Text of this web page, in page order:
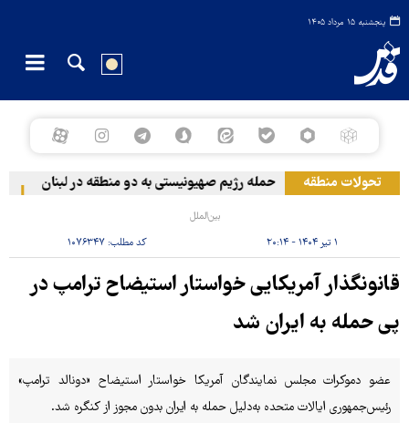
پنجشنبه ۱۵ مرداد ۱۴۰۵
تحولات منطقه حمله رژیم صهیونیستی به دو منطقه در لبنان
بین‌الملل
۱ تیر ۱۴۰۴ - ۲۰:۱۴ کد مطلب:۱۰۷۶۳۴۷
قانونگذار آمریکایی خواستار استیضاح ترامپ در
پی حمله به ایران شد
عضو دموکرات مجلس نمایندگان آمریکا خواستار استیضاح «دونالد ترامپ»
رئیس‌جمهوری ایالات متحده به‌دلیل حمله به ایران بدون مجوز از کنگره شد.